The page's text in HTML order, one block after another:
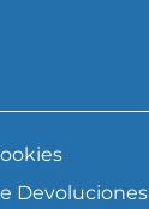
Devoluciones